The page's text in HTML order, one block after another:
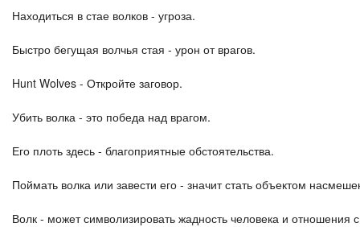
Находиться в стае волков - угроза.
Быстро бегущая волчья стая - урон от врагов.
Hunt Wolves - Откройте заговор.
Убить волка - это победа над врагом.
Его плоть здесь - благоприятные обстоятельства.
Поймать волка или завести его - значит стать объектом
Волк - может символизировать жадность человека и отношения